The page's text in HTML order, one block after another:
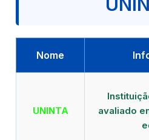
Nome
UNINTA
avaliado